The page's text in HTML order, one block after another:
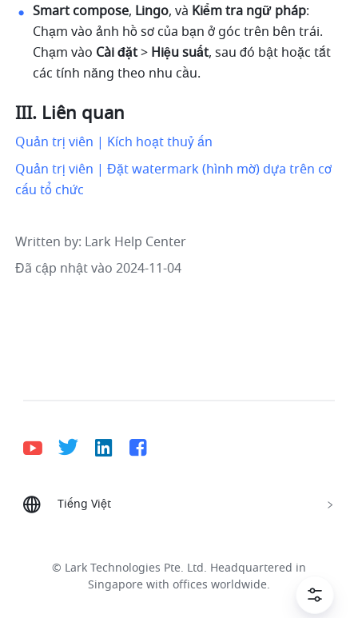
Smart compose, Lingo, và Kiểm tra ngữ pháp:
Chạm vào ảnh hồ sơ của bạn ở góc trên bên trái.
Chạm vào Cài đặt > Hiệu suất, sau đó bật hoặc tắt
các tính năng theo nhu cầu.
III. Liên quan
Quản trị viên | Kích hoạt thuỷ ấn
Quản trị viên | Đặt watermark (hình mờ) dựa trên cơ
cấu tổ chức
Written by: Lark Help Center
Đã cập nhật vào 2024-11-04
Tiếng Việt
Tiếng Việt
ไทย 한국어 日本語
中文
© Lark Technologies Pte. Ltd. Headquartered in
Singapore with offices worldwide.